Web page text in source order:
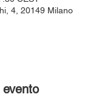
4, 20149 Milano